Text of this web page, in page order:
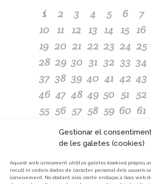
Gestionar el
de les galetes (cookies)
Aquest web únicament utilitza galetes (cookies) pròpies
recull ni cedeix dades de caràcter personal dels usuaris
coneixement.
No obstant això, conté enllaços a llocs web
1 2 3 4 5 6 7
10 11 12 13 14 15 16
19 20 21 22 23 24 25
28 29 30 31 32 33 34
37 38 39 40 41 42 43
46 47 48 49 50 51 52
55 56 57 58 59 60 61
65 66 69
74 75 76 77 78 79
82 83 84 85 86 87 88
91 92 93 94 95 96 97